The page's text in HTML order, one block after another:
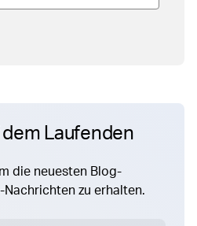
dem Laufenden
die neuesten Blog-
zu erhalten.